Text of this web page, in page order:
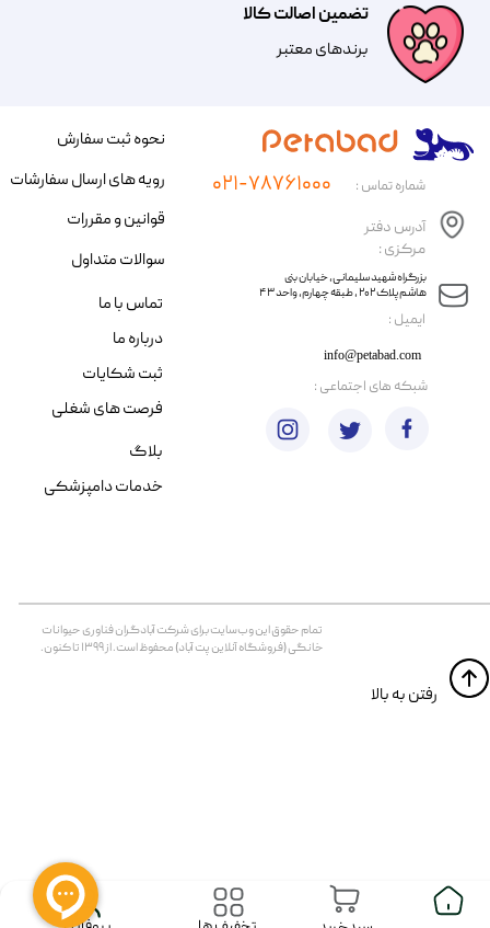
تضمین اصالت کالا
​​برندهای معتبر​​​​​​​
​ایمیل :
آدرس دفتر
مرکزی :
info@petabad.com
​​بزرگراه شهید سلیمانی، خیابان بنی
هاشم پلاک ۲۰۲ ، طبقه چهارم، واحد ۴۳
شماره تماس : ۰۲۱-۷۸۷۶۱۰۰۰
تمام حقوق اين وب‌سايت برای شرکت آبادگران فناوری حیوانات
خانگی (فروشگاه آنلاین پت آباد) محفوظ است. از ۱۳۹۹ تا کنون.
​​رفتن به بالا
نحوه ثبت سفارش
رویه های ارسال سفارشات
قوانین و مقررات
سوالات متداول
تماس با ما
درباره ما
ثبت شکایات
فرصت های شغلی
​شبکه های اجتماعی :
بلاگ
خدمات دامپزشکی